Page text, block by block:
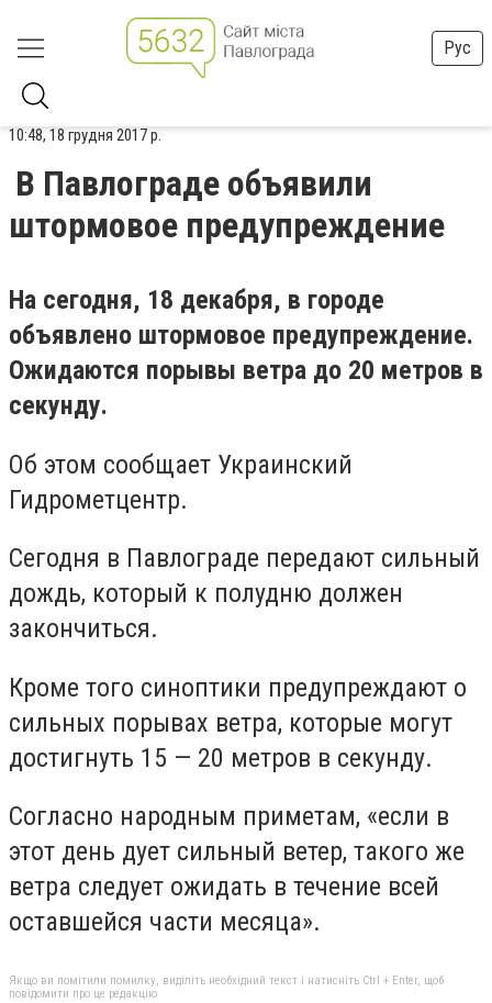
Рус
10:48, 18 грудня 2017 р.
В Павлограде объявили
штормовое предупреждение
На сегодня, 18 декабря, в городе
объявлено штормовое предупреждение.
Ожидаются порывы ветра до 20 метров в
секунду.
Об этом сообщает Украинский
Гидрометцентр.
Сегодня в Павлограде передают сильный
дождь, который к полудню должен
закончиться.
Кроме того синоптики предупреждают о
сильных порывах ветра, которые могут
достигнуть 15 — 20 метров в секунду.
Согласно народным приметам, «если в
этот день дует сильный ветер, такого же
ветра следует ожидать в течение всей
оставшейся части месяца».
Якщо ви помітили помилку, виділіть необхідний текст і натисніть Ctrl + Enter, щоб
повідомити про це редакцію